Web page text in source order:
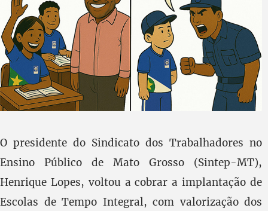
O presidente do Sindicato dos Trabalhadores no
Ensino Público de Mato Grosso (Sintep-MT),
Henrique Lopes, voltou a cobrar a implantação de
Escolas de Tempo Integral, com valorização dos